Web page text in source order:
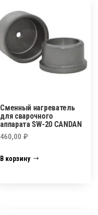
Сменный нагреватель
для сварочного
аппарата SW-20 CANDAN
460,00₽
В корзину